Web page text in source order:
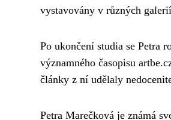
vystavovány v různých
Po ukončení studia se Petra
významného časopisu
články z ní udělaly
Petra Marečková je známá